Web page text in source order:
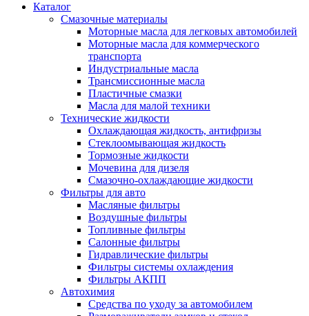
Каталог
Смазочные материалы
Моторные масла для легковых автомобилей
Моторные масла для коммерческого
транспорта
Индустриальные масла
Трансмиссионные масла
Пластичные смазки
Масла для малой техники
Технические жидкости
Охлаждающая жидкость, антифризы
Стеклоомывающая жидкость
Тормозные жидкости
Мочевина для дизеля
Смазочно-охлаждающие жидкости
Фильтры для авто
Масляные фильтры
Воздушные фильтры
Топливные фильтры
Салонные фильтры
Гидравлические фильтры
Фильтры системы охлаждения
Фильтры АКПП
Автохимия
Средства по уходу за автомобилем